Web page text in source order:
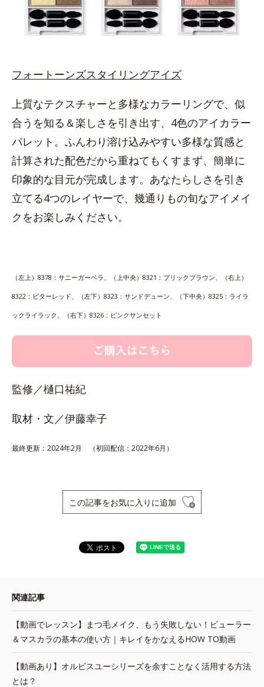
フォートーンズスタイリングアイズ
上質なテクスチャーと多様なカラーリングで、似
合うを知る＆楽しさを引き出す、4色のアイカラー
パレット。ふんわり溶け込みやすい多様な質感と
計算された配色だから重ねてもくすまず、簡単に
印象的な目元が完成します。あなたらしさを引き
立てる4つのレイヤーで、幾通りもの旬なアイメイ
クをお楽しみください。
（左上）8378：サニーガーベラ、（上中央）8321：ブリックブラウン、（右上）
8322：ビターレッド、（左下）8323：サンドデューン、（下中央）8325：ライラ
ックライラック、（右下）8326：ピンクサンセット
監修／樋口祐紀
取材・文／伊藤幸子
最終更新：2024年2月 （初回配信：2022年6月）
この記事をお気に入りに追加
関連記事
【動画でレッスン】まつ毛メイク、もう失敗しない！ビューラー
＆マスカラの基本の使い方｜キレイをかなえるHOW TO動画
【動画あり】オルビスユーシリーズを余すことなく活用する方法
とは？